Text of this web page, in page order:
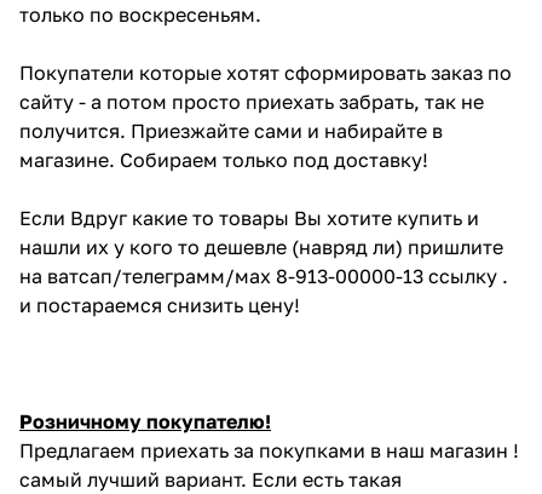
только по воскресеньям.
Покупатели которые хотят сформировать заказ по
сайту - а потом просто приехать забрать, так не
получится. Приезжайте сами и набирайте в
магазине. Собираем только под доставку!
Если Вдруг какие то товары Вы хотите купить и
нашли их у кого то дешевле (навряд ли) пришлите
на ватсап/телеграмм/мах 8-913-00000-13 ссылку .
и постараемся снизить цену!
Розничному покупателю!
Предлагаем приехать за покупками в наш магазин !
самый лучший вариант. Если есть такая